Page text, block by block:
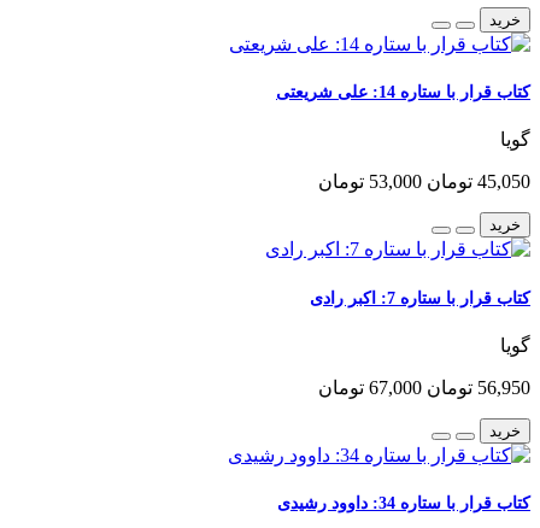
خرید
کتاب قرار با ستاره 14: علی شریعتی
گویا
45,050 تومان 53,000 تومان
خرید
کتاب قرار با ستاره 7: اکبر رادی
گویا
56,950 تومان 67,000 تومان
خرید
کتاب قرار با ستاره 34: داوود رشیدی